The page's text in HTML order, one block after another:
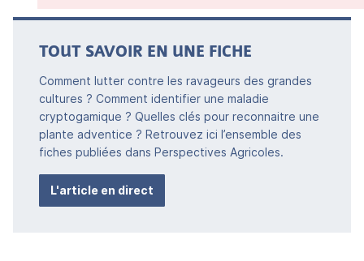
TOUT SAVOIR EN UNE FICHE
Comment lutter contre les ravageurs des grandes
cultures ? Comment identifier une maladie
cryptogamique ? Quelles clés pour reconnaitre une
plante adventice ? Retrouvez ici l’ensemble des
fiches publiées dans Perspectives Agricoles.
L'article en direct